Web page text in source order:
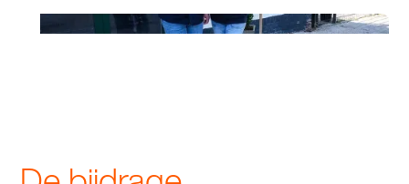
Specialistische schoonmaak
Onderwijs
Retail